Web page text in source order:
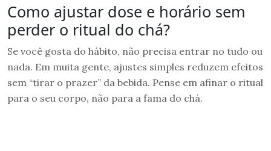
Como ajustar dose e horário sem
perder o ritual do chá?
Se você gosta do hábito, não precisa entrar no tudo ou
nada. Em muita gente, ajustes simples reduzem efeitos
sem “tirar o prazer” da bebida. Pense em afinar o ritual
para o seu corpo, não para a fama do chá.